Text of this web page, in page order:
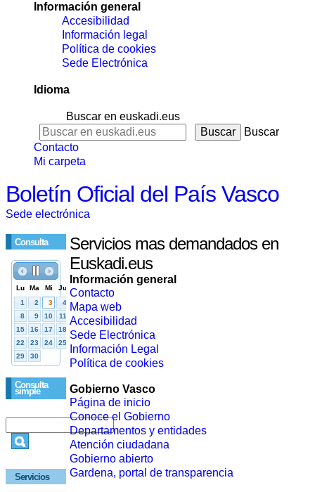
Información general
Accesibilidad
Información legal
Política de cookies
Sede Electrónica
Idioma
Buscar en euskadi.eus
Buscar
Contacto
Mi carpeta
Boletín Oficial del País Vasco
Sede electrónica
Consulta
Consulta
simple
Servicios
Servicios mas demandados en
Euskadi.eus
Información general
Contacto
Mapa web
Accesibilidad
Sede Electrónica
Información Legal
Política de cookies
Gobierno Vasco
Página de inicio
Conoce el Gobierno
Departamentos y entidades
Atención ciudadana
Gobierno abierto
Gardena, portal de transparencia